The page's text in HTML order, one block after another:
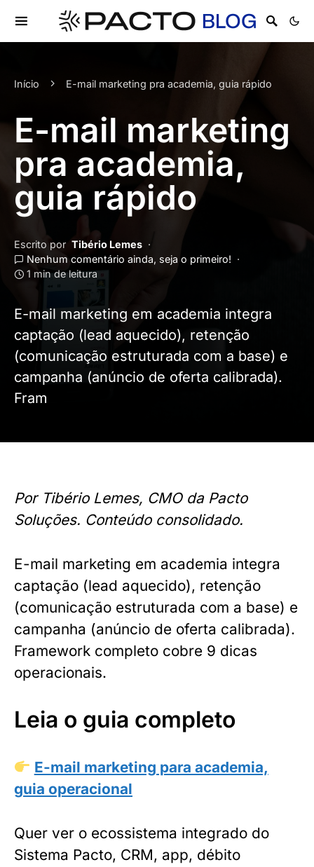
Início E-mail marketing pra academia, guia rápido
E-mail marketing
pra academia,
guia rápido
Escrito por Tibério Lemes
Nenhum comentário ainda, seja o primeiro!
1 min de leitura
E-mail marketing em academia integra
captação (lead aquecido), retenção
(comunicação estruturada com a base) e
campanha (anúncio de oferta calibrada).
Fram
Por Tibério Lemes, CMO da Pacto
Soluções. Conteúdo consolidado.
E-mail marketing em academia integra
captação (lead aquecido), retenção
(comunicação estruturada com a base) e
campanha (anúncio de oferta calibrada).
Framework completo cobre 9 dicas
operacionais.
Leia o guia completo
E-mail marketing para academia,
guia operacional
Quer ver o ecossistema integrado do
Sistema Pacto, CRM, app, débito